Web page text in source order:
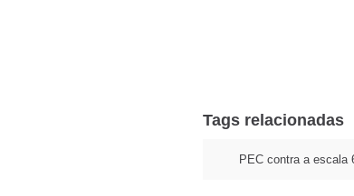
Tags relacionadas
PEC contra a escala